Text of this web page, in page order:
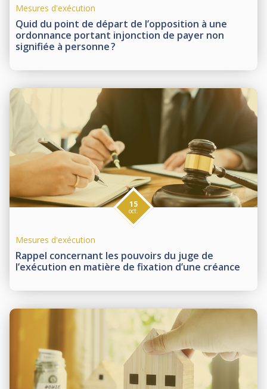
Quid du point de départ de l’opposition à une
ordonnance portant injonction de payer non
signifiée à personne ?
Mesures d'exécution
Rappel concernant les pouvoirs du juge de
l’exécution en matière de fixation d’une créance
15
oct.
Mesures d'exécution